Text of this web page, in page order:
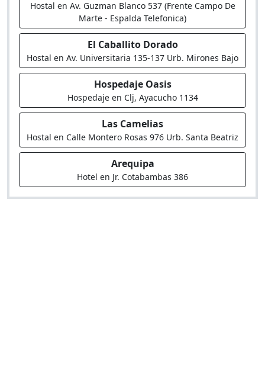
Hostal en Av. Guzman Blanco 537 (Frente Campo De
Marte - Espalda Telefonica)
El Caballito Dorado
Hostal en Av. Universitaria 135-137 Urb. Mirones Bajo
Hospedaje Oasis
Hospedaje en Clj, Ayacucho 1134
Las Camelias
Hostal en Calle Montero Rosas 976 Urb. Santa Beatriz
Arequipa
Hotel en Jr. Cotabambas 386